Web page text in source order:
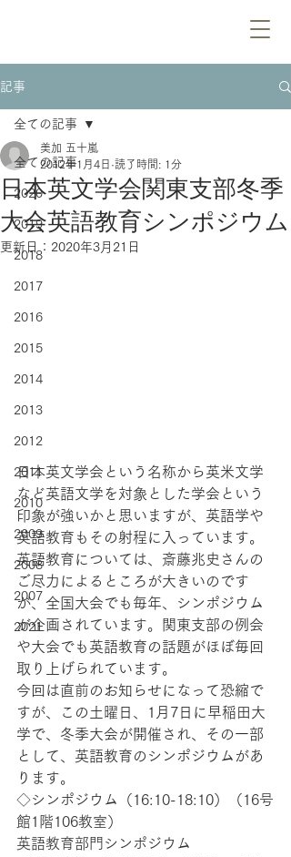
記事
全ての記事
2020
2019
2018
2017
2016
2015
2014
2013
2012
2011
2010
2009
2008
2007
2021
全ての記事
日本英文学会関東支部冬季
大会英語教育シンポジウム
美加 五十嵐
2012年1月4日 読了時間: 1分
更新日： 2020年3月21日
日本英文学会という名称から英米文学
など英語文学を対象とした学会という
印象が強いかと思いますが、英語学や
英語教育もその射程に入っています。
英語教育については、斎藤兆史さんの
ご尽力によるところが大きいのです
が、全国大会でも毎年、シンポジウム
が企画されています。関東支部の例会
や大会でも英語教育の話題がほぼ毎回
取り上げられています。
今回は直前のお知らせになって恐縮で
すが、この土曜日、1月7日に早稲田大
学で、冬季大会が開催され、その一部
として、英語教育のシンポジウムがあ
ります。
◇シンポジウム（16:10-18:10）（16号
館1階106教室）
英語教育部門シンポジウム